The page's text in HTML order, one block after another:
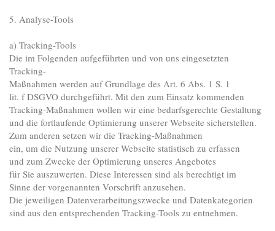
5. Analyse-Tools
a) Tracking-Tools
Die im Folgenden aufgeführten und von uns eingesetzten
Tracking-
Maßnahmen werden auf Grundlage des Art. 6 Abs. 1 S. 1
lit. f DSGVO durchgeführt. Mit den zum Einsatz kommenden
Tracking-Maßnahmen wollen wir eine bedarfsgerechte Gestaltung
und die fortlaufende Optimierung unserer Webseite sicherstellen.
Zum anderen setzen wir die Tracking-Maßnahmen
ein, um die Nutzung unserer Webseite statistisch zu erfassen
und zum Zwecke der Optimierung unseres Angebotes
für Sie auszuwerten. Diese Interessen sind als berechtigt im
Sinne der vorgenannten Vorschrift anzusehen.
Die jeweiligen Datenverarbeitungszwecke und Datenkategorien
sind aus den entsprechenden Tracking-Tools zu entnehmen.